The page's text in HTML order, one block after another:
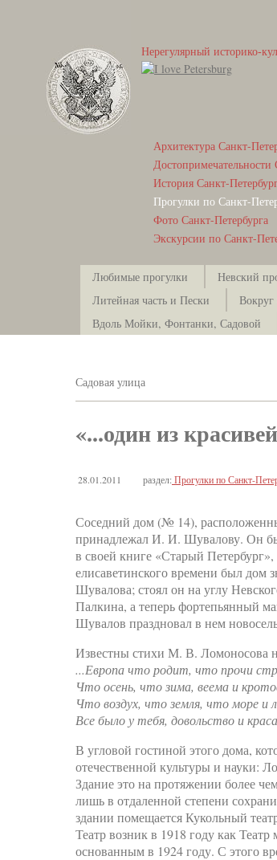
Нерегулярный историко-
Архитектура Санкт-
Достопримечательности
История Санкт-
Прогулки по Санкт-
Фото Санкт-Петербурга
Экскурсии по Санкт-
Любимые прогулки Невский
Литейная часть и Пески
Вдоль Мойки, Фонтанки, Садовой
Садовая улица
«...один из
28.01.2011 раздел:Прогулки по Санкт-
Соседний дом (№ 14),
принадлежал И. И. Шувалову. Он
в своей книге «Старый
елисаветинского времени был дом
Шувалова; стоял он на углу
Палкина, а теперь фортепьянный
Шувалов праздновал в нем
Известны стихи М. В. Ломоносова
...Европа что родит, что прочи
Что осень, что зима, веема и
Что воздух, что земля, что море и
Все было у тебя, довольство и
В угловой гостиной этого дома,
отечественной культуры и науки:
Здание это на протяжении более
лишь в отдаленной степени
здании помещается Кукольный
Театр возник в 1918 году как
основанным в 1924 году. С этого